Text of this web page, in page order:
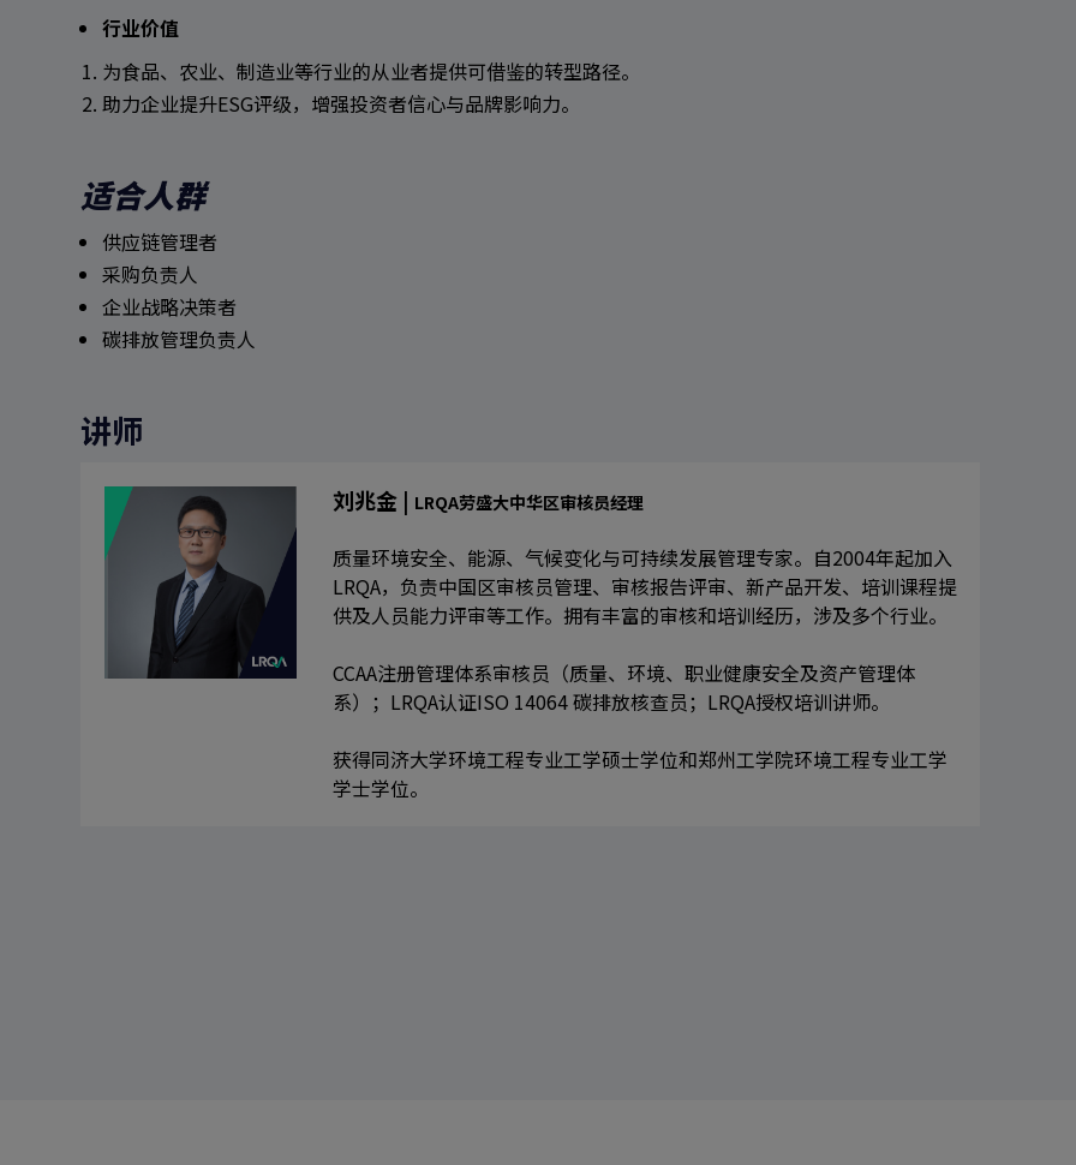
行业价值
为食品、农业、制造业等行业的从业者提供可借鉴的转型路径。
助力企业提升ESG评级，增强投资者信心与品牌影响力。
适合人群
供应链管理者
采购负责人
企业战略决策者
碳排放管理负责人
讲师
刘兆金 | LRQA劳盛大中华区审核员经理
质量环境安全、能源、气候变化与可持续发展管理专家。自2004年起加入
LRQA，负责中国区审核员管理、审核报告评审、新产品开发、培训课程提
供及人员能力评审等工作。拥有丰富的审核和培训经历，涉及多个行业。
CCAA注册管理体系审核员（质量、环境、职业健康安全及资产管理体
系）；LRQA认证ISO 14064 碳排放核查员；LRQA授权培训讲师。
获得同济大学环境工程专业工学硕士学位和郑州工学院环境工程专业工学
学士学位。